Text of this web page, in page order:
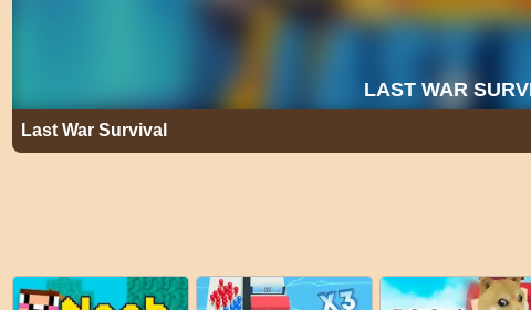
Last War Survival